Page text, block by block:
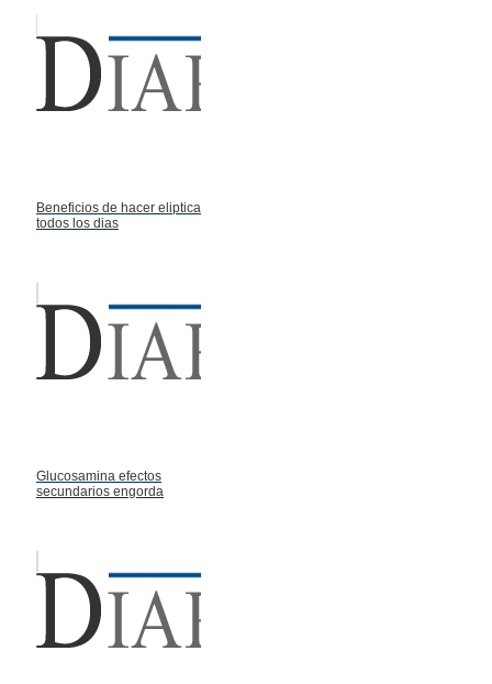
Beneficios de hacer eliptica
todos los dias
Glucosamina efectos
secundarios engorda